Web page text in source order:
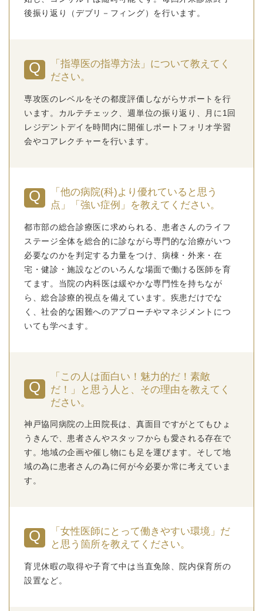
後振り返り（デブリ－フィング）を行います。
「指導医の指導方法」について教えてく
ださい。
専攻医のレベルをその都度評価しながらサポートを行
います。カルテチェック、週単位の振り返り、月に1回
レジデントデイを時間内に開催しポートフォリオ学習
会やコアレクチャーを行います。
「他の病院(科)より優れていると思う
点」「強い症例」を教えてください。
都市部の総合診療医に求められる、患者さんのライフ
ステージ全体を総合的に診ながら専門的な治療がいつ
必要なのかを判定する力量をつけ、病棟・外来・在
宅・健診・施設などのいろんな場面で働ける医師を育
てます。当院の内科医は緩やかな専門性を持ちなが
ら、総合診療的視点を備えています。疾患だけでな
く、社会的な困難へのアプローチやマネジメントにつ
いても学べます。
「この人は面白い！魅力的だ！素敵
だ！」と思う人と、その理由を教えてく
ださい。
神戸協同病院の上田院長は、真面目ですがとてもひょ
うきんで、患者さんやスタッフからも愛される存在で
す。地域の企画や催し物にも足を運びます。そして地
域の為に患者さんの為に何が今必要か常に考えていま
す。
「女性医師にとって働きやすい環境」だ
と思う箇所を教えてください。
育児休暇の取得や子育て中は当直免除、院内保育所の
設置など。